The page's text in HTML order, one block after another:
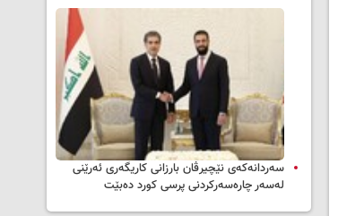
سه‌ردانه‌کەی نێچیرڤان بارزانی كاریگه‌ری ئه‌رێنی
له‌سه‌ر چاره‌سه‌ركردنی پرسی كورد ده‌بێت